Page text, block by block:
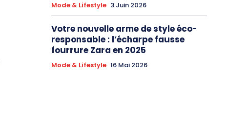
Mode & Lifestyle 3 Juin 2026
Votre nouvelle arme de style éco-
responsable : l’écharpe fausse
fourrure Zara en 2025
Mode & Lifestyle 16 Mai 2026